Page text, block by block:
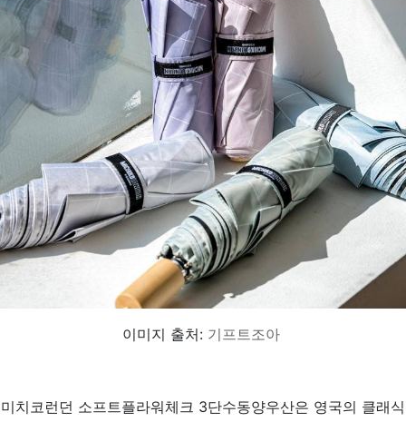
이미지 출처: 기프트조아
미치코런던 소프트플라워체크 3단수동양우산은 영국의 클래식